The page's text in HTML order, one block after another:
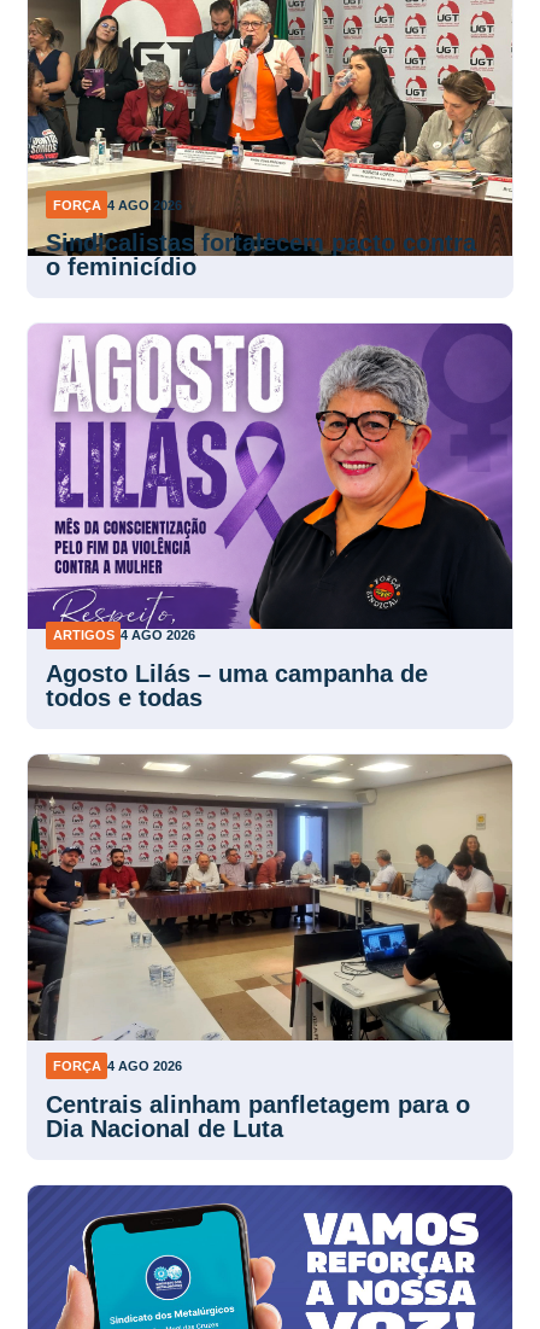
FORÇA 4 AGO 2026
Sindicalistas fortalecem pacto contra
o feminicídio
ARTIGOS 4 AGO 2026
Agosto Lilás – uma campanha de
todos e todas
FORÇA 4 AGO 2026
Centrais alinham panfletagem para o
Dia Nacional de Luta